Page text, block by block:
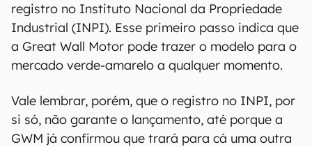
registro no Instituto Nacional da Propriedade
Industrial (INPI). Esse primeiro passo indica que
a Great Wall Motor pode trazer o modelo para o
mercado verde-amarelo a qualquer momento.
Vale lembrar, porém, que o registro no INPI, por
si só, não garante o lançamento, até porque a
GWM já confirmou que trará para cá uma outra